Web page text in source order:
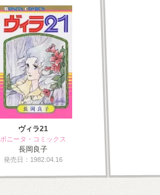
ヴィラ21
ボニータ・コミックス
長岡良子
発売日：1982.04.16